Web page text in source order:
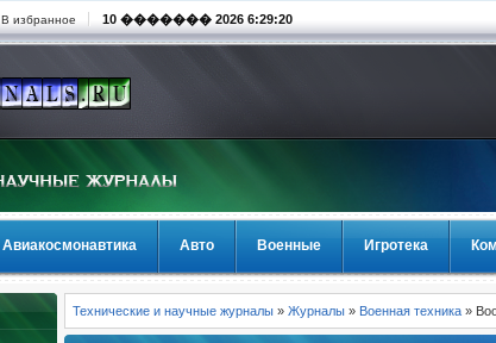
В избранное 10 ������� 2026 6:29:20
Авиакосмонавтика Авто Военные Игротека
Технические и научные журналы » Журналы » Военная техника »